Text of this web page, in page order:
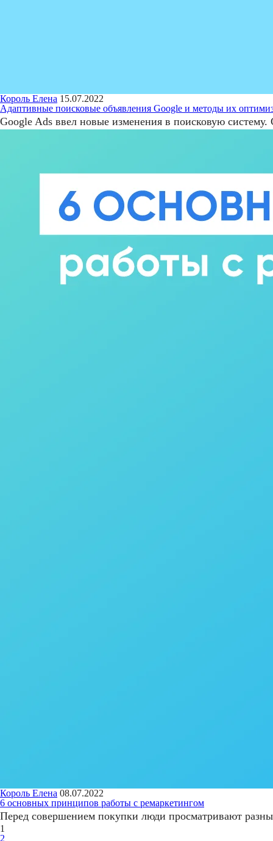
Король Елена 15.07.2022
Адаптивные поисковые объявления Google и методы их
Google Ads ввел новые изменения в поисковую
Король Елена 08.07.2022
6 основных принципов работы с ремаркетингом
Перед совершением покупки люди просматривают
1
2